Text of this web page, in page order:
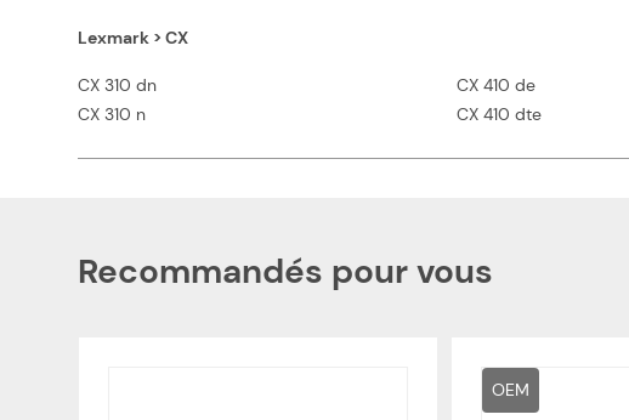
Lexmark > CX
CX 310 dn
CX 310 n
CX 410 de
CX 410 dte
Recommandés pour vous
OEM